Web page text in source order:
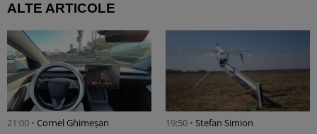
ALTE ARTICOLE
21:00 • Cornel Ghimeșan 19:50 • Stefan Simion